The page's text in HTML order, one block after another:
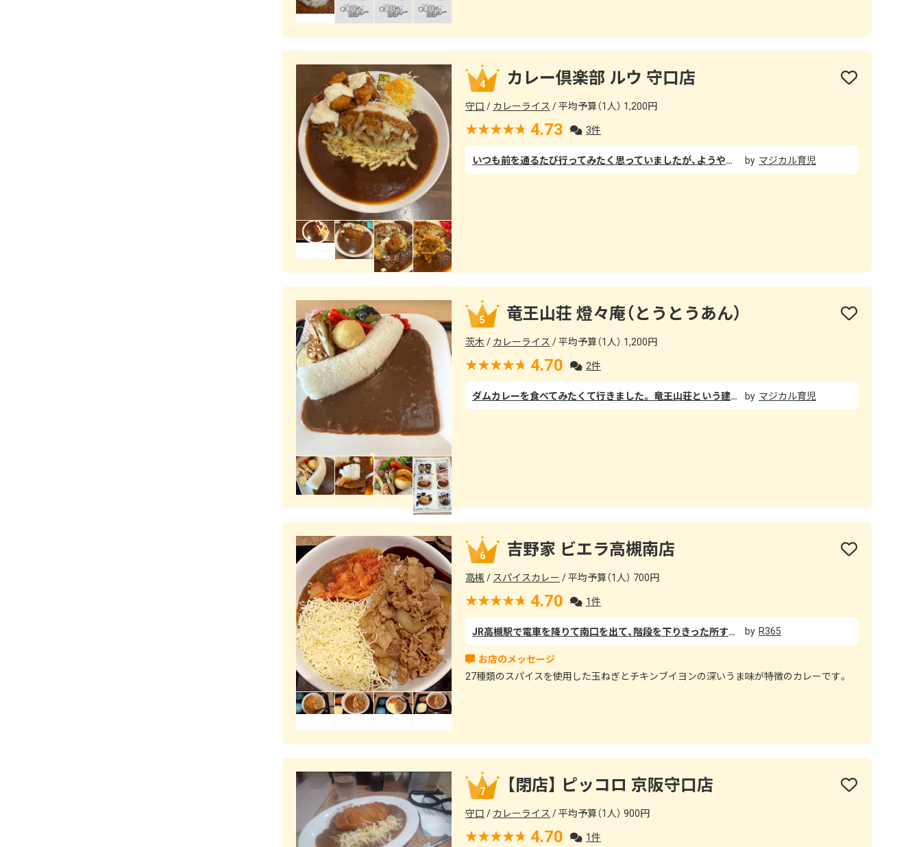
4 カレー倶楽部 ルウ 守口店
守口 カレーライス 平均予算（1人） 1,200円
4.73 3件
いつも前を通るたび行ってみたく思っていましたが、ようやく休日に守口へ行く時間ができたので念願の初入店！！ 胃もたれが心配で迷いに迷った末『チキン南蛮炙りチーズカレー』を頼みました。 カレーのルーは最初は甘く感じましたが後半になると少しピリ辛な味わいで、めちゃくちゃ癖になりました！！ そして名物のチキン南蛮はタレが絶妙な甘酸っぱさで、私の中では今まで色々なお店で食べたチキン南蛮で一番美味しく感じました。 マジカル育児
5 竜王山荘 燈々庵（とうとうあん）
茨木 カレーライス 平均予算（1人） 1,200円
4.70 2件
ダムカレーを食べてみたくて行きました。 竜王山荘という建物内にあり、建物へ入って早速「燈々庵」へ入店。 スコップの形をした可愛いスプーンで、ダムカレーは全体的にボリュームたっぷりで大満足でした！ カレーは中辛くらいなので、辛口が苦手な方も食べられる辛さだと思います。 野菜が超新鮮で全て美味しくいただきました！また行きたいです。 マジカル育児
6 吉野家 ビエラ高槻南店
高槻 スパイスカレー 平均予算（1人） 700円
4.70 1件
JR高槻駅で電車を降りて南口を出て、階段を下りきった所すぐ目の前にある吉野家のカレー、めっちゃ食べたい。。。という誘惑に負け、罪悪感ゼロの気持ちで店内へ入りました。笑 この吉野家ビエラ高槻南店は何度か来たことあるのですが、いつも吉野家へ行くと必ず食べるのが絶対このメニューです🤣🍛 意外にも、吉野家のカレーは少し辛めですが、チーズを入れることで甘みが増し、辛い食べ物が苦手な方でも食べれる辛さにチーズが自動調整してくれます🎶 （その代わり、チーズ食べると本当すぐ太ると思うので、食べ終わった後は運動等もお忘れなく‼️） 私自身、甘いものと辛いもの大大大好物ですが、やっぱりカレーにチーズは合う🥳 R365
27種類のスパイスを使用した玉ねぎとチキンブイヨンの深いうま味が特徴のカレーです。
7 【閉店】 ピッコロ 京阪守口店
守口 カレーライス 平均予算（1人） 900円
4.70 1件